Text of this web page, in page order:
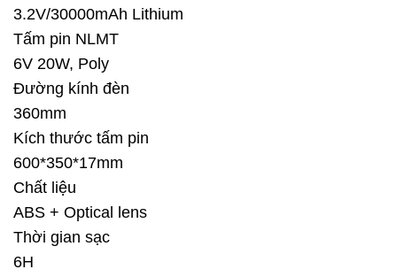
3.2V/30000mAh Lithium
Tấm pin NLMT
6V 20W, Poly
Đường kính đèn
360mm
Kích thước tấm pin
600*350*17mm
Chất liệu
ABS + Optical lens
Thời gian sạc
6H